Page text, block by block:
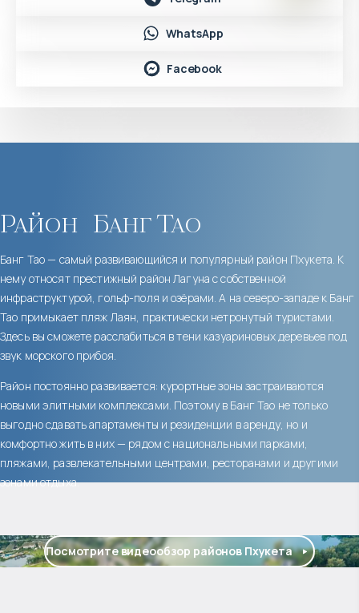
WhatsApp
Facebook
Район Банг Тао
Банг Тао — самый развивающийся и популярный район Пхукета. К
нему относят престижный район Лагуна с собственной
инфраструктурой, гольф-поля и озёрами. А на северо-западе к Банг
Тао примыкает пляж Лаян, практически нетронутый туристами.
Здесь вы сможете расслабиться в тени казуариновых деревьев под
звук морского прибоя.
Район постоянно развивается: курортные зоны застраиваются
новыми элитными комплексами. Поэтому в Банг Тао не только
выгодно сдавать апартаменты и резиденции в аренду, но и
комфортно жить в них — рядом с национальными парками,
пляжами, развлекательными центрами, ресторанами и другими
зонами отдыха.
Посмотрите видеообзор районов Пхукета